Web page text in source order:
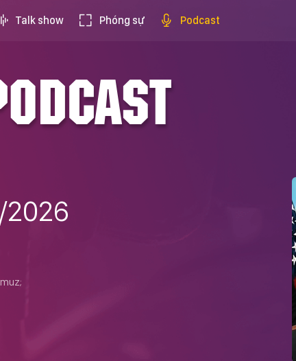
Talk show Phóng sự Podcast
2026